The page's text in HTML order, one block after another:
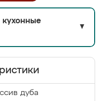
кухонные
▼
дуба